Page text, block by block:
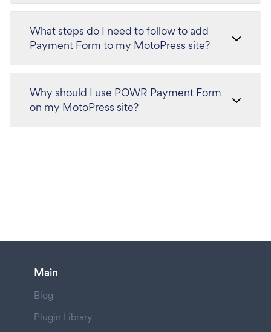
What steps do I need to follow to add
Payment Form to my MotoPress site?
Why should I use POWR Payment Form
on my MotoPress site?
Main
Blog
Plugin Library